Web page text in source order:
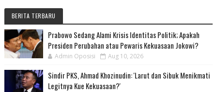
BERITA TERBARU
Prabowo Sedang Alami Krisis Identitas Politik; Apakah
Presiden Perubahan atau Pewaris Kekuasaan Jokowi?
Admin Oposisi Aug 10, 2026
Sindir PKS, Ahmad Khozinudin: 'Larut dan Sibuk Menikmati
Legitnya Kue Kekuasaan?'